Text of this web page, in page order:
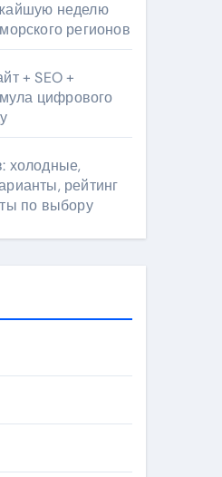
неделю
регионов
+ SEO +
цифрового
холодные,
рейтинг
по выбору